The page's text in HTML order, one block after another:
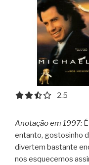
2.5 out of
2.5
Anotação em 1997:
entanto, gostosinho
divertem bastante
nos esquecemos